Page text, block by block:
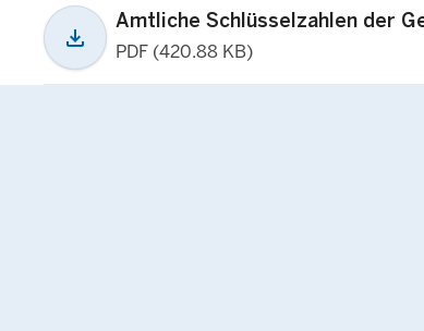
download
Amtliche Schlüsselzahlen der
PDF (420.88 KB)